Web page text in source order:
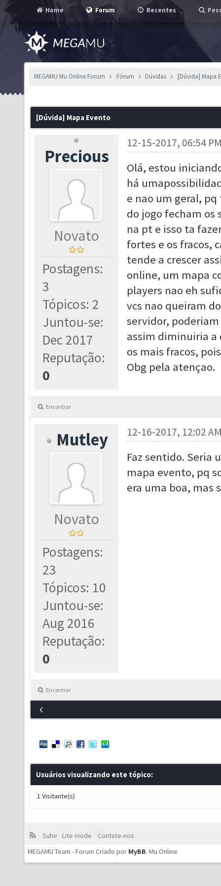
Home Forum Recentes
MEGAMU Mu Online Forum Fórum Dúvidas [Dúvida] Mapa
[Dúvida] Mapa Evento
Precious
Novato
Postagens:
3
Tópicos: 2
Juntou-se:
Dec 2017
Reputação:
0
12-15-2017, 06:54
Olá, estou
há
e nao um geral,
do jogo fecham os
na pt e isso ta
fortes e os fracos,
tende a crescer
online, um mapa
players nao eh
vcs nao queiram
servidor,
assim diminuiria a
os mais fracos,
Obg pela atençao.
Encontrar
Mutley
Novato
Postagens:
23
Tópicos: 10
Juntou-se:
Aug 2016
Reputação:
0
12-16-2017, 12:02
Faz sentido. Seria
mapa evento, pq
era uma boa, mas
Encontrar
Usuários visualizando este tópico:
1 Visitante(s)
Subir Lite mode
Contate-nos
MEGAMU Team - Forum Criado por MyBB. Mu Online